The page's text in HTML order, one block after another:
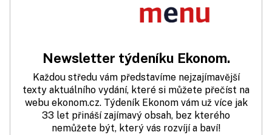
Newsletter týdeníku Ekonom.
Každou středu vám představíme nejzajímavější
texty aktuálního vydání, které si můžete přečíst na
webu ekonom.cz. Týdeník Ekonom vám už více jak
33 let přináší zajímavý obsah, bez kterého
nemůžete být, který vás rozvíjí a baví!